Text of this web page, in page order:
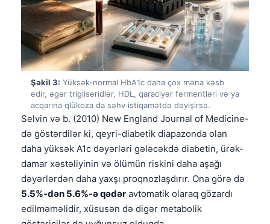
Şəkil 3: Yüksək-normal HbA1c daha çox məna kəsb
edir, əgər trigliseridlər, HDL, qaraciyər fermentləri və ya
acqarına qlükoza da səhv istiqamətdə dəyişirsə.
Selvin və b. (2010) New England Journal of Medicine-
də göstərdilər ki, qeyri-diabetik diapazonda olan
daha yüksək A1c dəyərləri gələcəkdə diabetin, ürək-
damar xəstəliyinin və ölümün riskini daha aşağı
dəyərlərdən daha yaxşı proqnozlaşdırır. Ona görə də
5.5%-dən 5.6%-ə qədər avtomatik olaraq gözardı
edilməməlidir, xüsusən də digər metabolik